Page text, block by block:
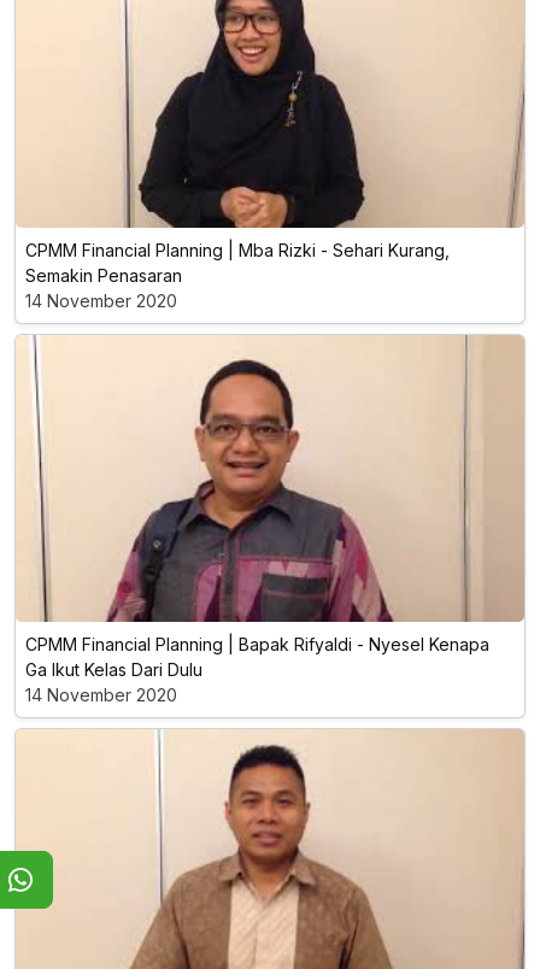
CPMM Financial Planning | Mba Rizki - Sehari Kurang,
Semakin Penasaran
14 November 2020
CPMM Financial Planning | Bapak Rifyaldi - Nyesel Kenapa
Ga Ikut Kelas Dari Dulu
14 November 2020